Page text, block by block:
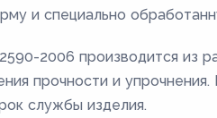
и специально
2006 производится из
прочности и
службы изделия.